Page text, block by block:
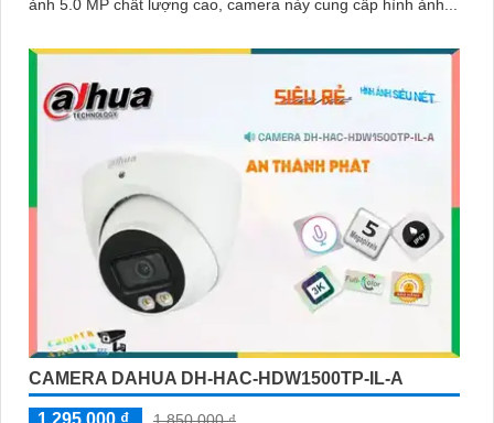
ảnh 5.0 MP chất lượng cao, camera này cung cấp hình ảnh...
CAMERA DAHUA DH-HAC-HDW1500TP-IL-A